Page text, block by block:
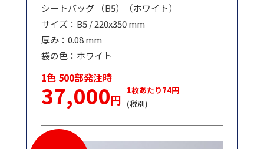
シートバッグ （B5）（ホワイト）
サイズ：B5 / 220x350 mm
厚み：0.08 mm
袋の色：ホワイト
1色 500部発注時
37,000円
1枚あたり74円
(税別)